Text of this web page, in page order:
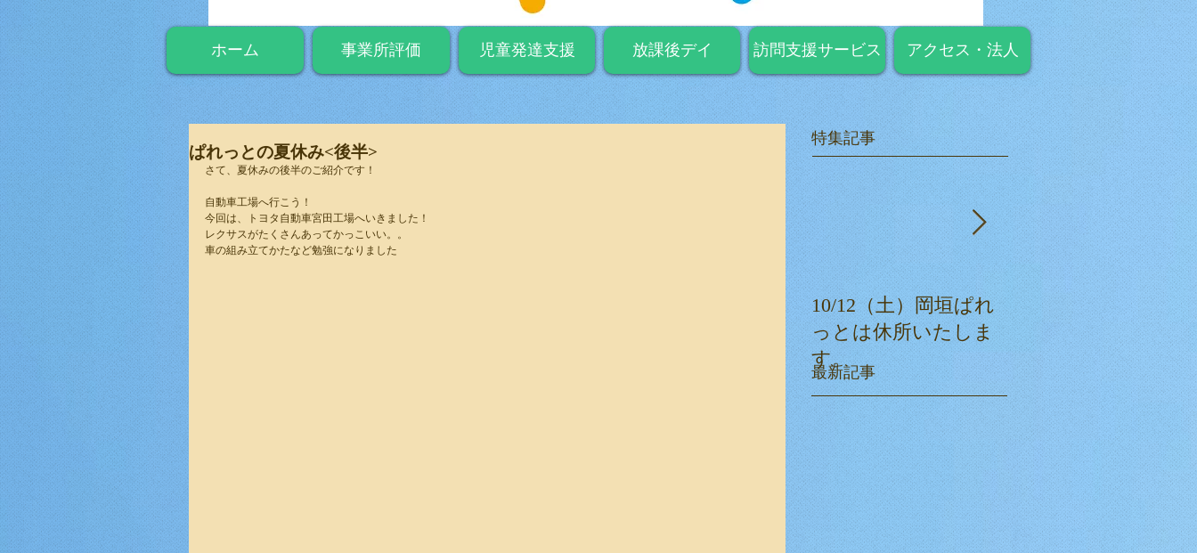
ホーム 事業所評価 児童発達支援 放課後デイ 訪問支援サービス アクセス・法人
ぱれっとの夏休み<後半>
さて、夏休みの後半のご紹介です！
自動車工場へ行こう！
今回は、トヨタ自動車宮田工場へいきました！
レクサスがたくさんあってかっこいい。。
車の組み立てかたなど勉強になりました
特集記事
10/12（土）岡垣ぱれ
っとは休所いたしま
す。
ぱれっとクリスマス
会☆
最新記事